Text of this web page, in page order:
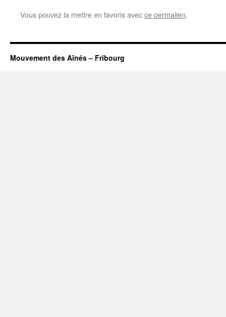
Vous pouvez la mettre en favoris avecce permalien.
Mouvement des Aînés – Fribourg